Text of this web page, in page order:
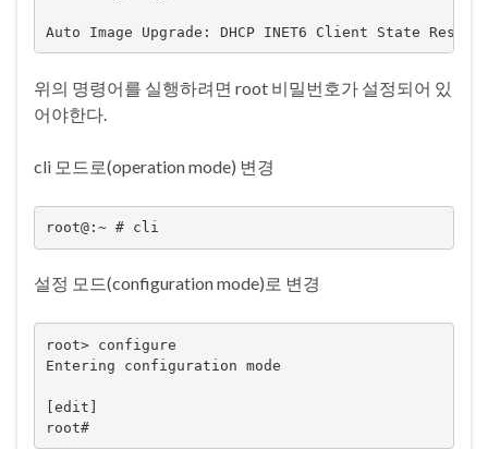
Auto Image Upgrade: DHCP INET6 Client State
위의 명령어를 실행하려면 root 비밀번호가 설정되어 있
어야한다.
cli 모드로(operation mode) 변경
root@:~ # cli
설정 모드(configuration mode)로 변경
root> configure
Entering configuration mode
[edit]
root#